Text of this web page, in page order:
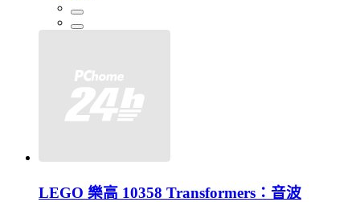
LEGO 樂高 10358 Transformers：音波